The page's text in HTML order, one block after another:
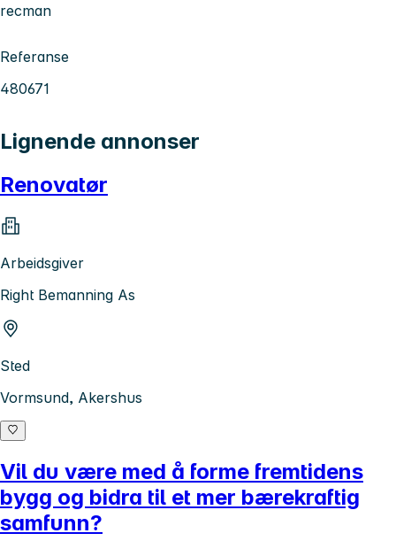
recman
Referanse
480671
Lignende annonser
Renovatør
Arbeidsgiver
Right Bemanning As
Sted
Vormsund, Akershus
Vil du være med å forme fremtidens
bygg og bidra til et mer bærekraftig
samfunn?